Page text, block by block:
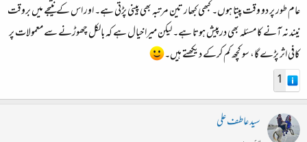
عام طور پر دو وقت پیتا ہوں۔ کبھی کبھار تین مرتبہ بھی پینی پڑتی ہے۔ اور اس کے نتیجے میں بروقت
نیند نہ آنے کا مسئلہ بھی درپیش ہوتا ہے۔ لیکن میرا خیال ہے کہ بالکل چھوڑنے سے معمولات پر
کافی اثر پڑے گا، سو کچھ کم کرکے دیکھتے ہیں۔
1
سید عاطف علی